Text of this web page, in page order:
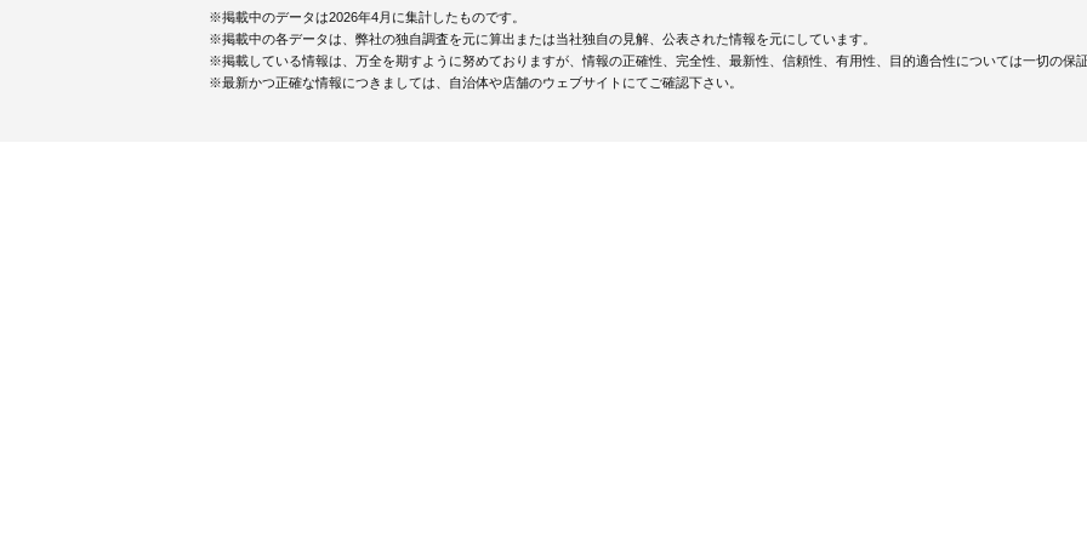
※掲載中のデータは2026年4月に集計したものです。
※掲載中の各データは、弊社の独自調査を元に算出または当社独自の見解、公表された情報を元にしています。
※掲載している情報は、万全を期すように努めておりますが、情報の正確性、完全性、最新性、信頼性、有用性、目的適合性については一切の保
※最新かつ正確な情報につきましては、自治体や店舗のウェブサイトにてご確認下さい。